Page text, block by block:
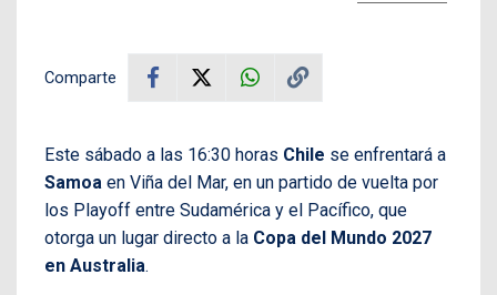
Comparte
Este sábado a las 16:30 horas Chile se enfrentará a
Samoa en Viña del Mar, en un partido de vuelta por
los Playoff entre Sudamérica y el Pacífico, que
otorga un lugar directo a la Copa del Mundo 2027
en Australia.